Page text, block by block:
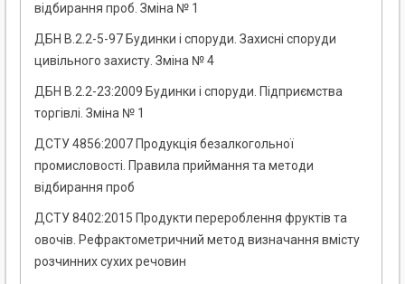
відбирання проб. Зміна № 1
ДБН В.2.2-5-97 Будинки і споруди. Захисні споруди
цивільного захисту. Зміна № 4
ДБН В.2.2-23:2009 Будинки і споруди. Підприємства
торгівлі. Зміна № 1
ДСТУ 4856:2007 Продукція безалкогольної
промисловості. Правила приймання та методи
відбирання проб
ДСТУ 8402:2015 Продукти перероблення фруктів та
овочів. Рефрактометричний метод визначання вмісту
розчинних сухих речовин